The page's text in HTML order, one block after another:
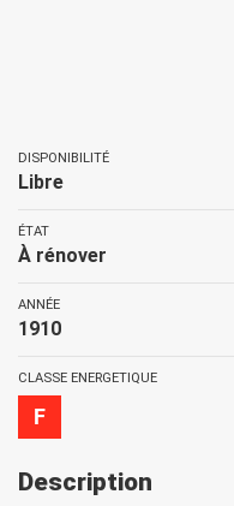
DISPONIBILITÉ
Libre
ÉTAT
À rénover
ANNÉE
1910
CLASSE ENERGETIQUE
F
Description